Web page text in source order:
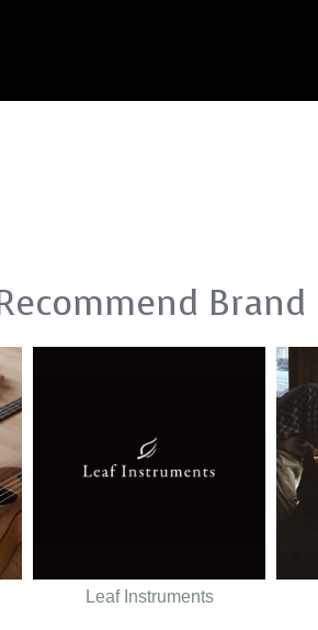
Brand
Leaf Instruments